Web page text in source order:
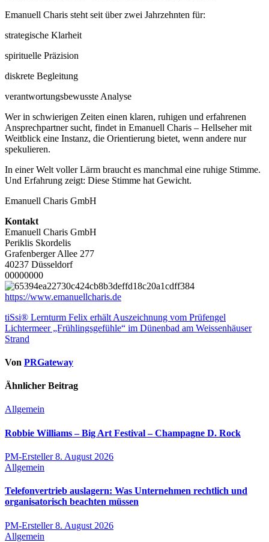
Emanuell Charis steht seit über zwei Jahrzehnten für:
strategische Klarheit
spirituelle Präzision
diskrete Begleitung
verantwortungsbewusste Analyse
Wer in schwierigen Zeiten einen klaren, ruhigen und erfahrenen
Ansprechpartner sucht, findet in Emanuell Charis – Hellseher mit
Weitblick eine Instanz, die Orientierung bietet, wenn andere nur
spekulieren.
In einer Welt voller Lärm braucht es manchmal eine ruhige Stimme.
Und Erfahrung zeigt: Diese Stimme hat Gewicht.
Emanuell Charis GmbH
Kontakt
Emanuell Charis GmbH
Periklis Skordelis
Grafenberger Allee 277
40237 Düsseldorf
00000000
https://www.emanuellcharis.de
Beitragsnavigation
tiSsi® Lernturm Felix erhält Auszeichnung vom Prüfengel
Lichtermeer „Frühlingsgefühle“ im Dünenbad am Weissenhäuser
Strand
Von PRGateway
Ähnlicher Beitrag
Allgemein
Robbie Williams – Big Art Festival – Champagne D. Rock
PM-Ersteller8. August 2026
Allgemein
Telefonvertrieb auslagern: Was Unternehmen rechtlich und
organisatorisch beachten müssen
PM-Ersteller8. August 2026
Allgemein